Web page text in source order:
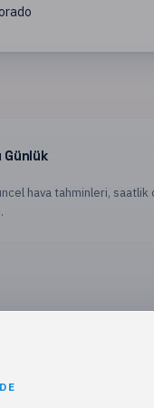
Günlük
hava tahminleri, saatlik